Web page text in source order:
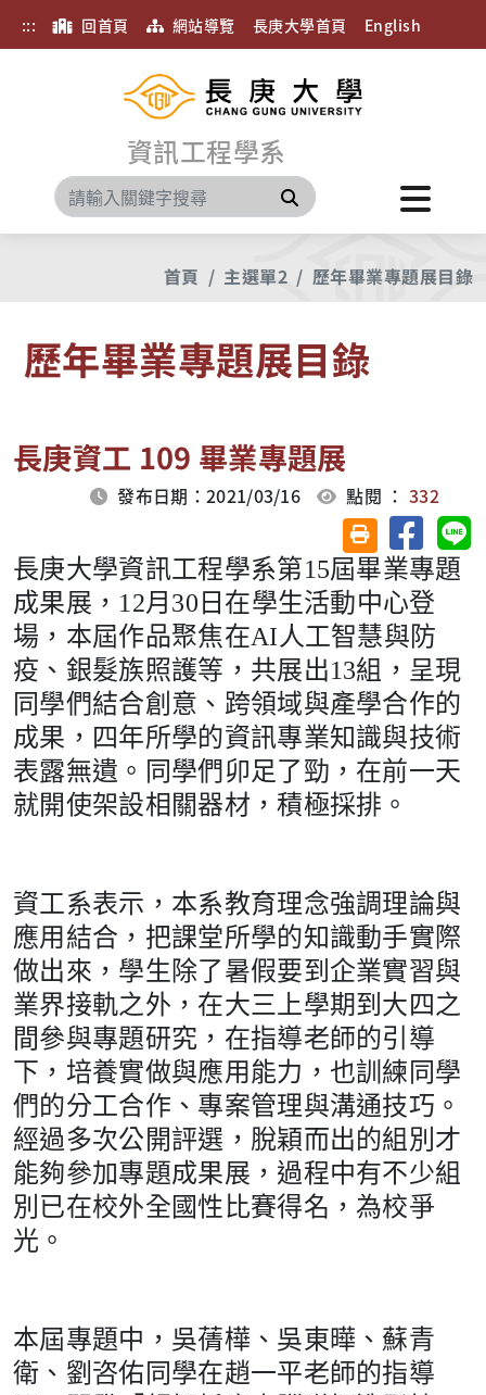
::: 回首頁 網站導覽 長庚大學首頁 English
資訊工程學系
搜尋
首頁 主選單2 歷年畢業專題展目錄
歷年畢業專題展目錄
長庚資工 109 畢業專題展
發布日期：2021/03/16 點閱 ：332
友善列印(另開視
分享至
長庚大學資訊工程學系第15屆畢業專題
成果展，12月30日在學生活動中心登
場，本屆作品聚焦在AI人工智慧與防
疫、銀髮族照護等，共展出13組，呈現
同學們結合創意、跨領域與產學合作的
成果，四年所學的資訊專業知識與技術
表露無遺。同學們卯足了勁，在前一天
就開使架設相關器材，積極採排。
資工系表示，本系教育理念強調理論與
應用結合，把課堂所學的知識動手實際
做出來，學生除了暑假要到企業實習與
業界接軌之外，在大三上學期到大四之
間參與專題研究，在指導老師的引導
下，培養實做與應用能力，也訓練同學
們的分工合作、專案管理與溝通技巧。
經過多次公開評選，脫穎而出的組別才
能夠參加專題成果展，過程中有不少組
別已在校外全國性比賽得名，為校爭
光。
本屆專題中，吳蒨樺、吳東曄、蘇青
衛、劉咨佑同學在趙一平老師的指導